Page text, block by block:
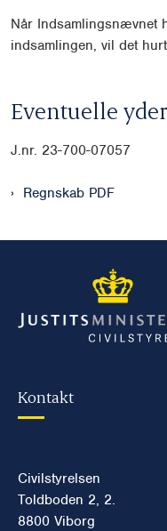
Når Indsamlingsnævnet
indsamlingen, vil det
Eventuelle
J.nr. 23-700-07057
Regnskab PDF
Kontakt
Civilstyrelsen
Toldboden 2, 2.
8800 Viborg